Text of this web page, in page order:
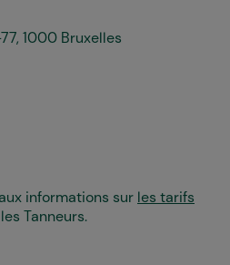
1000 Bruxelles
informations sur les tarifs
Tanneurs.